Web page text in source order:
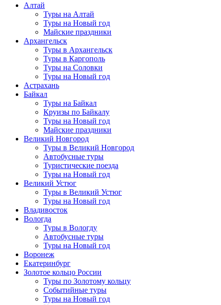
Алтай
Туры на Алтай
Туры на Новый год
Майские праздники
Архангельск
Туры в Архангельск
Туры в Каргополь
Туры на Соловки
Туры на Новый год
Астрахань
Байкал
Туры на Байкал
Круизы по Байкалу
Туры на Новый год
Майские праздники
Великий Новгород
Туры в Великий Новгород
Автобусные туры
Туристические поезда
Туры на Новый год
Великий Устюг
Туры в Великий Устюг
Туры на Новый год
Владивосток
Вологда
Туры в Вологду
Автобусные туры
Туры на Новый год
Воронеж
Екатеринбург
Золотое кольцо России
Туры по Золотому кольцу
Событийные туры
Туры на Новый год